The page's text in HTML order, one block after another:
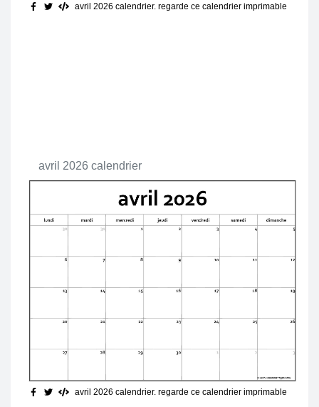
avril 2026 calendrier. regarde ce calendrier imprimable
avril 2026 calendrier
avril 2026 calendrier. regarde ce calendrier imprimable